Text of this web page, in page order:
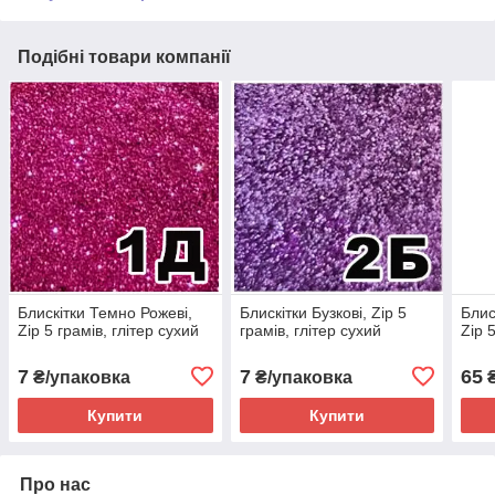
Подібні товари компанії
Блискітки Темно Рожеві,
Zip 5 грамів, глітер сухий
7 ₴/упаковка
Купити
Блискітки Бузкові, Zip 5
грамів, глітер сухий
7₴/упаковка
Купити
Zip
65
Про нас